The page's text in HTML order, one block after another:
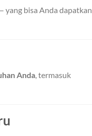
yang bisa Anda dapatkan
Anda , termasuk